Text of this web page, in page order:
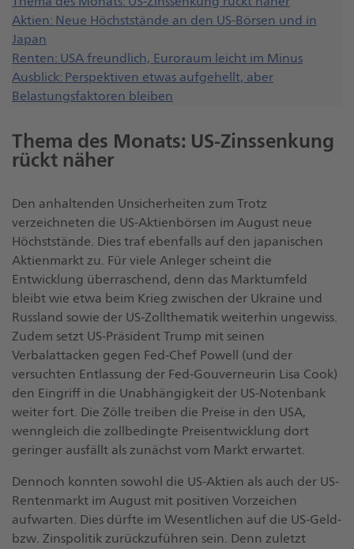
zum
des
Aktien: Neue Höchststände an den US-Börsen und in
Japan
zum
Thema
Aktien
Renten: USA freundlich, Euroraum leicht im MinusShortlink
Ausblick: Perspektiven etwas aufgehellt, aber
Belastungsfaktoren bleiben
Ausblick
Thema des Monats: US-Zinssenkung
rückt näher
Den anhaltenden Unsicherheiten zum Trotz
verzeichneten die US-Aktienbörsen im August neue
Höchststände. Dies traf ebenfalls auf den japanischen
Aktienmarkt zu. Für viele Anleger scheint die
Entwicklung überraschend, denn das Marktumfeld
bleibt wie etwa beim Krieg zwischen der Ukraine und
Russland sowie der US-Zollthematik weiterhin ungewiss.
Zudem setzt US-Präsident Trump mit seinen
Verbalattacken gegen Fed-Chef Powell (und der
versuchten Entlassung der Fed-Gouverneurin Lisa Cook)
den Eingriff in die Unabhängigkeit der US-Notenbank
weiter fort. Die Zölle treiben die Preise in den USA,
wenngleich die zollbedingte Preisentwicklung dort
geringer ausfällt als zunächst vom Markt erwartet.
Dennoch konnten sowohl die US-Aktien als auch der US-
Rentenmarkt im August mit positiven Vorzeichen
aufwarten. Dies dürfte im Wesentlichen auf die US-Geld-
bzw. Zinspolitik zurückzuführen sein. Denn zuletzt